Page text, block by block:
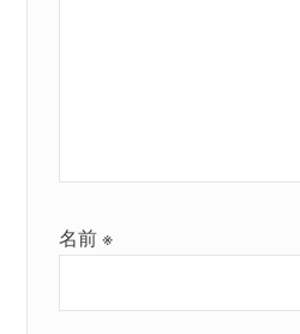
名前※